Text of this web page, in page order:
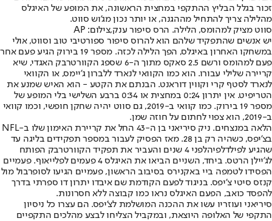
זכור בגלל הבליץ ההתקפי במחצית הראשונה, את המופע של האיגלס
מהלילה צריך להתחיל מההגנה, או יותר נכון מג'וש סווט.
סווט מציק למהומס, הלילה. הרס סיפור ענק,צילום: AP
יש אנשים שהתפקיד שלהם הוא להרוס סיפור ספורטיבי טוב וסווט, אולי
במשחקו האחרון באיגלס, הפך הלילה לכזה. מספר 19 בירוק הגיע פעם אחר
פעם למהומס ורשם 2.5 סאקס מתוך ה-6 שספג הקוורטרבק האגדי, שיא
קריירה שלילי עבורו. הוא כמו הקוואי לנארד ללברון ג'יימס, או הקוואי
לנארד לסטף קרי וקווין דוראנט. הבנתם את הקטע - הוא האיש שמנע את
הטריפיט. אין יתרון 0:24 במחצית או 0:34 ברבע השלישי בלי המופע של
מספר 19 בירוק. כמו קוואי ב-2019, גם סווט יהיה שחקן חופשי, וכמו קוואי
ב-2019, הוא צפוי לחתום על חוזה שמן.
הלאה במנצחים. ניק סיריאני בן ה-43 החל את קריירת האימון שלו ב-NFL
בצ'יפס, כשהיה רק בן 28. מאז הפסיק לעבור במספר תפקידים בליגה עד
שהגיע לפילדלפיה
לפני 4 שנים והעביר את תפקיד הקוורטרבק הפותח
לג'יילן הרטס. ביחד, השניים הביאו את האיגלס 4 פעמים לפלייאוף. פעמיים
הפסידו לטמפה ביי באקנירס בסיבוב הראשון, פעמיים הגיעו לסופרבול מול
קנזס סיטי צ'יפס. בניגוד לפעם הקודמת שם איבדו יתרון דו ספרתי בדרך
להפסד כואב, הפעם האיגלס נראו כמו קבוצה ללא חסרונות.
סיריאני ועוזריו עשו את ההכנה המושלמת לצ'יפס. הם עצרו כל ניסיון
התקפי של האלופה היוצאת, ובמקביל הצליחו לבצע מהלכים התקפיים